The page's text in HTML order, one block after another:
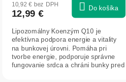
10,92 € bez DPH
12,99 € Do košíka
Lipozomálny Koenzým Q10 je
efektívna podpora energie a vitality
na bunkovej úrovni. Pomáha pri
tvorbe energie, podporuje správne
fungovanie srdca a chráni bunky pred